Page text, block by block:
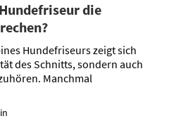
die
Hundefriseurs zeigt sich
des Schnitts, sondern auch
Manchmal